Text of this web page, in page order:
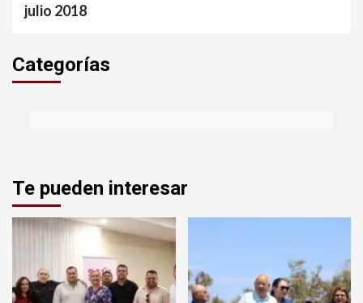
julio 2018
Categorías
Te pueden interesar